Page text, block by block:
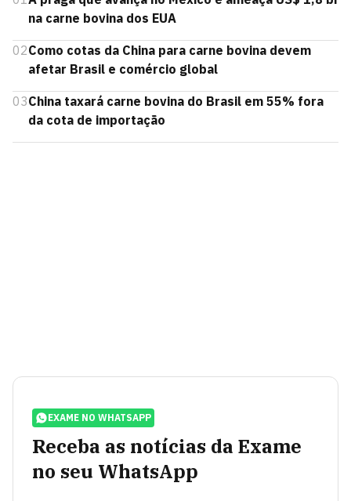
na carne bovina dos EUA
02Como cotas da China para carne bovina devem
afetar Brasil e comércio global
03China taxará carne bovina do Brasil em 55% fora
da cota de importação
EXAME NO WHATSAPP
Receba as notícias da Exame
no seu WhatsApp